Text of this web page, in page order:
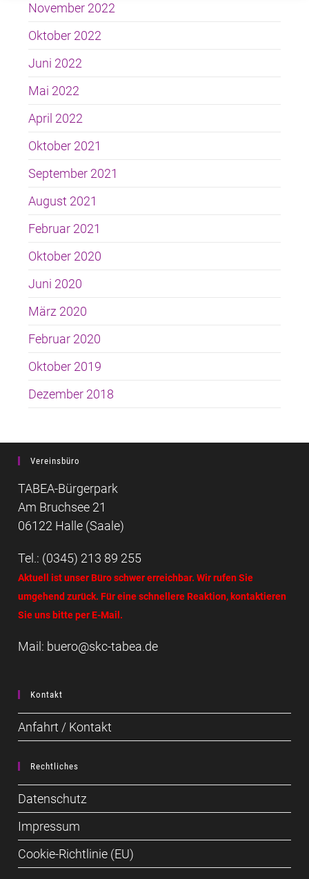
November 2022
Oktober 2022
Juni 2022
Mai 2022
April 2022
Oktober 2021
September 2021
August 2021
Februar 2021
Oktober 2020
Juni 2020
März 2020
Februar 2020
Oktober 2019
Dezember 2018
Vereinsbüro
TABEA-Bürgerpark
Am Bruchsee 21
06122 Halle (Saale)
Tel.: (0345) 213 89 255
Aktuell ist unser Büro schwer erreichbar. Wir rufen Sie
umgehend zurück. Für eine schnellere Reaktion, kontaktieren
Sie uns bitte per E-Mail.
Mail: buero@skc-tabea.de
Kontakt
Anfahrt / Kontakt
Rechtliches
Datenschutz
Impressum
Cookie-Richtlinie (EU)